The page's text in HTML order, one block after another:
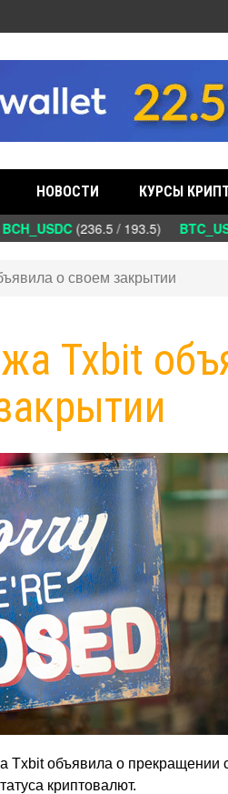
НОВОСТИ КУРСЫ
(236.5 / 193.5)
о своем закрытии
Txbit
объявила о прекращении
криптовалют.